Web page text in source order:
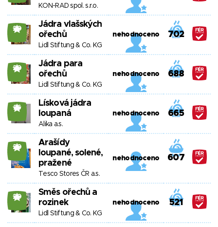
KON-RAD spol. s.r.o.
20
Jádra vlašských
ořechů
Lidl Stiftung & Co. KG
nehodnoceno 702
20
Jádra para
ořechů
Lidl Stiftung & Co. KG
nehodnoceno 688
26
Lísková jádra
loupaná
Alika a.s.
nehodnoceno 665
20
Arašídy
loupané, solené,
pražené
Tesco Stores ČR a.s.
nehodnoceno 607
20
Směs ořechů a
rozinek
Lidl Stiftung & Co. KG
nehodnoceno 521